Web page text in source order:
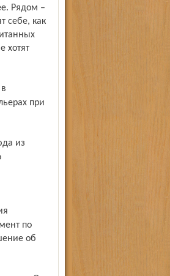
Рядом –
себе, как
хотят
при
по
об